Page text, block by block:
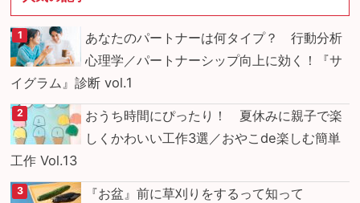
あなたのパートナーは何タイプ？ 行動分析
心理学／パートナーシップ向上に効く！『サ
イグラム』診断 vol.1
おうち時間にぴったり！ 夏休みに親子で楽
しくかわいい工作3選／おやこde楽しむ簡単
工作 Vol.13
『お盆』前に草刈りをするって知って